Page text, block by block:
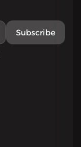
Subscribe